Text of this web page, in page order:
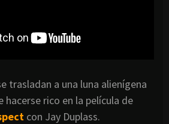
trasladan a una luna alienígena
hacerse rico en la película de
con Jay Duplass.